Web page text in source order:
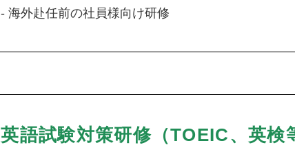
- 海外赴任前の社員様向け研修
英語試験対策研修（TOEIC、英検